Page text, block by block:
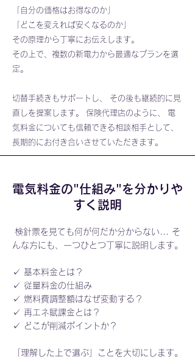
「自分の価格はお得なのか」
「どこを変えれば安くなるのか」
その原理から丁寧にお伝えします。
その上で、複数の新電力から最適なプランを選
定。
切替手続きもサポートし、 その後も継続的に見
直しを提案します。 保険代理店のように、 電
気料金についても信頼できる相談相手として、
長期的にお付き合いさせていただきます。
電気料金の"仕組み"を分かりや
すく説明
検針票を見ても何が何だか分からない... そ
んな方にも、一つひとつ丁寧に説明します。
✓ 基本料金とは？
✓ 従量料金の仕組み
✓ 燃料費調整額はなぜ変動する？
✓ 再エネ賦課金とは？
✓ どこが削減ポイントか？
「理解した上で選ぶ」ことを大切にします。